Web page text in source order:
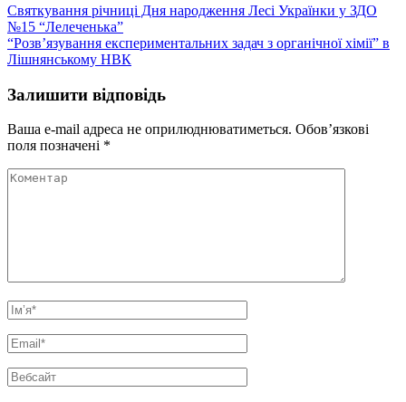
Навігація
записів
Святкування річниці Дня народження Лесі Українки у ЗДО
№15 “Лелеченька”
“Розв’язування експериментальних задач з органічної хімії” в
Лішнянському НВК
Залишити відповідь
Ваша e-mail адреса не оприлюднюватиметься. Обов’язкові
поля позначені *
Коментар
Ім’я*
Email*
Вебсайт